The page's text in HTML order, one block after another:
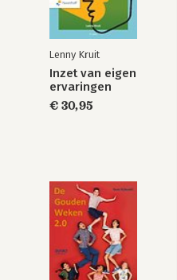
Lenny Kruit
Inzet van eigen
ervaringen
€ 30,95